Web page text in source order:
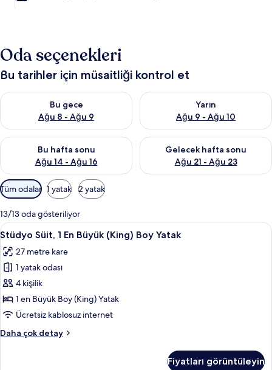
Oda seçenekleri
Bu tarihler için müsaitliği kontrol et
Bu gece
Ağu 8 - Ağu 9
Bu gece için müsaitliği kontrol et Ağu 8 - Ağu 9
Yarın
Ağu 9 - Ağu 10
Yarın için müsaitliği kontrol
Bu hafta sonu
Ağu 14 - Ağu 16
Bu hafta sonu için müsaitliği kontrol et Ağu 14 - Ağu 16
Gelecek hafta sonu
Ağu 21 - Ağu 23
Önümüzdeki hafta sonu için
Odalar
için
mevcut
filtreler
Tüm odalar 1 yatak 2 yatak
13/13 oda gösteriliyor
Stüdyo
Süit,
1
En
Büyük
(King)
Boy
için
Kablolu TV kanalları bulunan 50 inç
6
Stüdyo Süit, 1 En Büyük (King) Boy Yatak
27 metre kare
1 yatak odası
4 kişilik
1 en Büyük Boy (King) Yatak
Ücretsiz kablosuz internet
Daha çok detay
Stüdyo
Fiyatları görüntüleyin